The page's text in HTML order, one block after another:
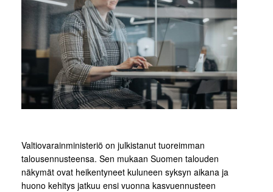
Valtiovarainministeriö on julkistanut tuoreimman
talousennusteensa. Sen mukaan Suomen talouden
näkymät ovat heikentyneet kuluneen syksyn aikana ja
huono kehitys jatkuu ensi vuonna kasvuennusteen